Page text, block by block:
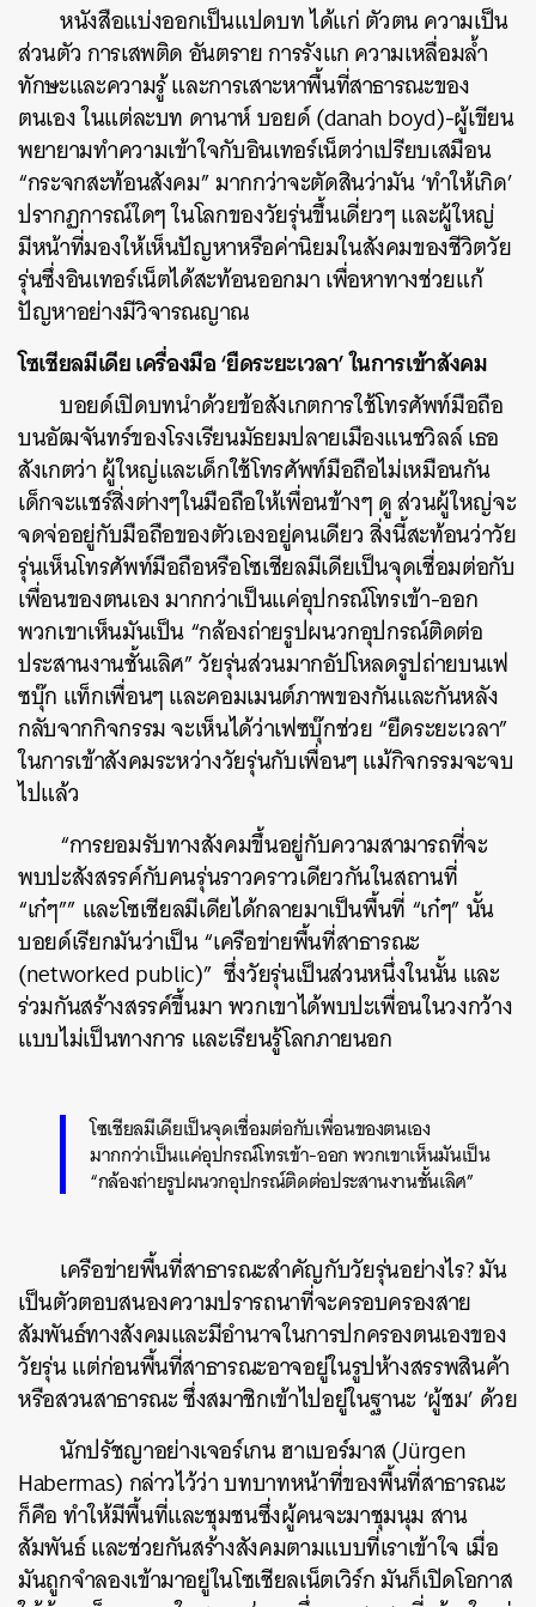
หนังสือแบ่งออกเป็นแปดบท ได้แก่ ตัวตน ความเป็น
ส่วนตัว การเสพติด อันตราย การรังแก ความเหลื่อมล้ำ
ทักษะและความรู้ และการเสาะหาพื้นที่สาธารณะของ
ตนเอง ในแต่ละบท ดานาห์ บอยด์ (danah boyd)-ผู้เขียน
พยายามทำความเข้าใจกับอินเทอร์เน็ตว่าเปรียบเสมือน
“กระจกสะท้อนสังคม” มากกว่าจะตัดสินว่ามัน ‘ทำให้เกิด’
ปรากฏการณ์ใดๆ ในโลกของวัยรุ่นขึ้นเดี่ยวๆ และผู้ใหญ่
มีหน้าที่มองให้เห็นปัญหาหรือค่านิยมในสังคมของชีวิตวัย
รุ่นซึ่งอินเทอร์เน็ตได้สะท้อนออกมา เพื่อหาทางช่วยแก้
ปัญหาอย่างมีวิจารณญาณ
โซเชียลมีเดีย เครื่องมือ ‘ยืดระยะเวลา’ ในการเข้าสังคม
บอยด์เปิดบทนำด้วยข้อสังเกตการใช้โทรศัพท์มือถือ
บนอัฒจันทร์ของโรงเรียนมัธยมปลายเมืองแนชวิลล์ เธอ
สังเกตว่า ผู้ใหญ่และเด็กใช้โทรศัพท์มือถือไม่เหมือนกัน
เด็กจะแชร์สิ่งต่างๆในมือถือให้เพื่อนข้างๆ ดู ส่วนผู้ใหญ่จะ
จดจ่ออยู่กับมือถือของตัวเองอยู่คนเดียว สิ่งนี้สะท้อนว่าวัย
รุ่นเห็นโทรศัพท์มือถือหรือโซเชียลมีเดียเป็นจุดเชื่อมต่อกับ
เพื่อนของตนเอง มากกว่าเป็นแค่อุปกรณ์โทรเข้า-ออก
พวกเขาเห็นมันเป็น “กล้องถ่ายรูปผนวกอุปกรณ์ติดต่อ
ประสานงานชั้นเลิศ” วัยรุ่นส่วนมากอัปโหลดรูปถ่ายบนเฟ
ซบุ๊ก แท็กเพื่อนๆ และคอมเมนต์ภาพของกันและกันหลัง
กลับจากกิจกรรม จะเห็นได้ว่าเฟซบุ๊กช่วย “ยืดระยะเวลา”
ในการเข้าสังคมระหว่างวัยรุ่นกับเพื่อนๆ แม้กิจกรรมจะจบ
ไปแล้ว
“การยอมรับทางสังคมขึ้นอยู่กับความสามารถที่จะ
พบปะสังสรรค์กับคนรุ่นราวคราวเดียวกันในสถานที่
“เก๋ๆ”” และโซเชียลมีเดียได้กลายมาเป็นพื้นที่ “เก๋ๆ” นั้น
บอยด์เรียกมันว่าเป็น “เครือข่ายพื้นที่สาธารณะ
(networked public)” ซึ่งวัยรุ่นเป็นส่วนหนึ่งในนั้น และ
ร่วมกันสร้างสรรค์ขึ้นมา พวกเขาได้พบปะเพื่อนในวงกว้าง
แบบไม่เป็นทางการ และเรียนรู้โลกภายนอก
โซเชียลมีเดียเป็นจุดเชื่อมต่อกับเพื่อนของตนเอง
มากกว่าเป็นแค่อุปกรณ์โทรเข้า-ออก พวกเขาเห็นมันเป็น
“กล้องถ่ายรูปผนวกอุปกรณ์ติดต่อประสานงานชั้นเลิศ”
เครือข่ายพื้นที่สาธารณะสำคัญกับวัยรุ่นอย่างไร? มัน
เป็นตัวตอบสนองความปรารถนาที่จะครอบครองสาย
สัมพันธ์ทางสังคมและมีอำนาจในการปกครองตนเองของ
วัยรุ่น แต่ก่อนพื้นที่สาธารณะอาจอยู่ในรูปห้างสรรพสินค้า
หรือสวนสาธารณะ ซึ่งสมาชิกเข้าไปอยู่ในฐานะ ‘ผู้ชม’ ด้วย
นักปรัชญาอย่างเจอร์เกน ฮาเบอร์มาส (Jürgen
Habermas) กล่าวไว้ว่า บทบาทหน้าที่ของพื้นที่สาธารณะ
ก็คือ ทำให้มีพื้นที่และชุมชนซึ่งผู้คนจะมาชุมนุม สาน
สัมพันธ์ และช่วยกันสร้างสังคมตามแบบที่เราเข้าใจ เมื่อ
มันถูกจำลองเข้ามาอยู่ในโซเชียลเน็ตเวิร์ก มันก็เปิดโอกาส